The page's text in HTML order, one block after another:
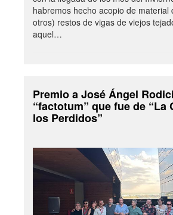
habremos hecho acopio de material
otros) restos de vigas de viejos
aquel…
Premio a José Ángel
“factotum” que fue de “La
los Perdidos”